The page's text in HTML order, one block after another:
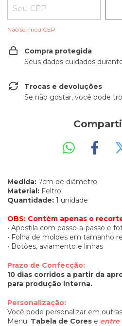
Não sei meu CEP
Compra protegida
Seus dados cuidados
Trocas e devoluções
Se não gostar, você pode
Medida: 7cm de diâmetro
Material: Feltro
Quantidade: 1 unidade
OBS: Contém apenas o
• Apostila com passo-a-passo e
• Folha de moldes em tamanho
• Botões, aviamento e linhas
Prazo de Confecção:
10 dias corridos a partir da
para produção interna.
Personalização:
Você pode personalizar em
Menu: Tabela de Cores e entre